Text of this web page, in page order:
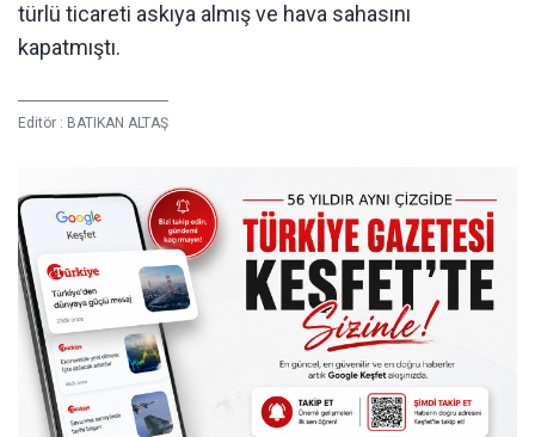
türlü ticareti askıya almış ve hava sahasını
kapatmıştı.
Editör : BATIKAN ALTAŞ